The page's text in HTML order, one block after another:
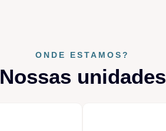
ONDE ESTAMOS?
Nossas unidades